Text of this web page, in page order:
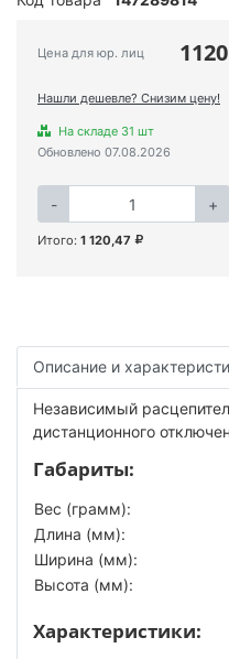
Цена для юр. лиц
Нашли дешевле? Снизим цену!
На складе 31 шт
Обновлено 07.08.2026
- +
Итого: 1 120,47
Описание и
Независимый
дистанционного
Габариты:
Вес (грамм):
Длина (мм):
Ширина (мм):
Высота (мм):
Характеристики: